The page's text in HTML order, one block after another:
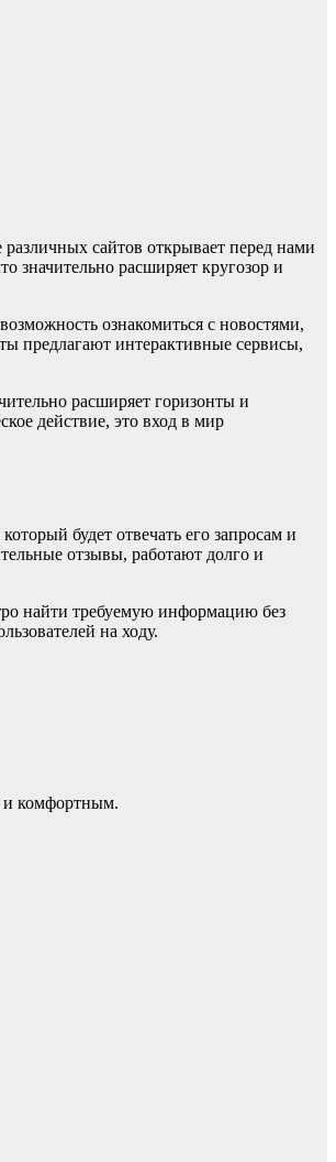
сайтов открывает перед нами
значительно расширяет кругозор и
ознакомиться с новостями,
предлагают интерактивные сервисы,
расширяет горизонты и
действие, это вход в мир
будет отвечать его запросам и
отзывы, работают долго и
найти требуемую информацию без
на ходу.
и комфортным.